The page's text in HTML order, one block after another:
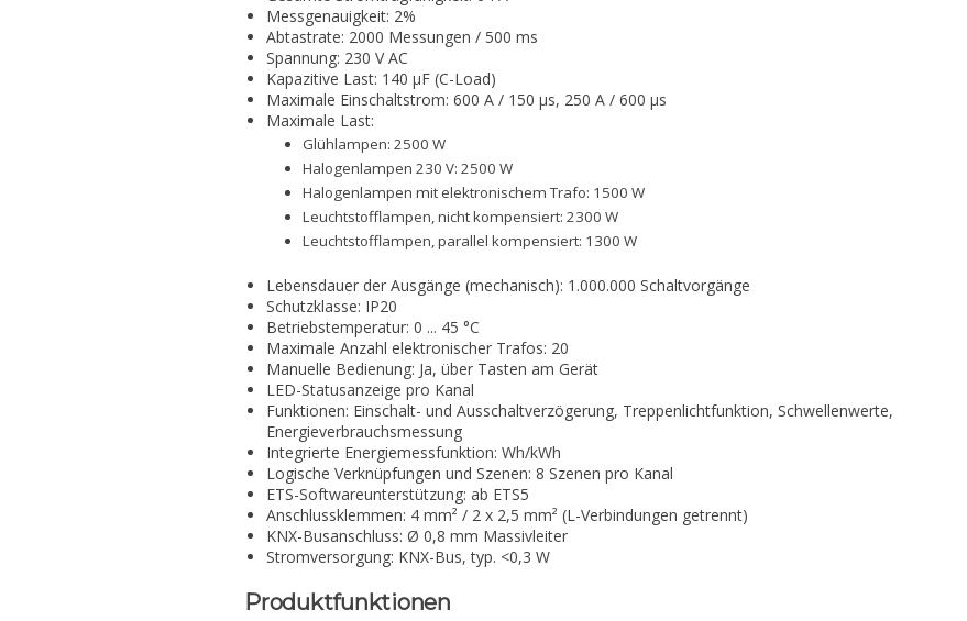
Messgenauigkeit: 2%
Abtastrate: 2000 Messungen / 500 ms
Spannung: 230 V AC
Kapazitive Last: 140 µF (C-Load)
Maximale Einschaltstrom: 600 A / 150 µs, 250 A / 600 µs
Maximale Last:
Glühlampen: 2500 W
Halogenlampen 230 V: 2500 W
Halogenlampen mit elektronischem Trafo: 1500 W
Leuchtstofflampen, nicht kompensiert: 2300 W
Leuchtstofflampen, parallel kompensiert: 1300 W
Lebensdauer der Ausgänge (mechanisch): 1.000.000 Schaltvorgänge
Schutzklasse: IP20
Betriebstemperatur: 0 ... 45 °C
Maximale Anzahl elektronischer Trafos: 20
Manuelle Bedienung: Ja, über Tasten am Gerät
LED-Statusanzeige pro Kanal
Funktionen: Einschalt- und Ausschaltverzögerung, Treppenlichtfunktion, Schwellenwerte,
Energieverbrauchsmessung
Integrierte Energiemessfunktion: Wh/kWh
Logische Verknüpfungen und Szenen: 8 Szenen pro Kanal
ETS-Softwareunterstützung: ab ETS5
Anschlussklemmen: 4 mm² / 2 x 2,5 mm² (L-Verbindungen getrennt)
KNX-Busanschluss: Ø 0,8 mm Massivleiter
Stromversorgung: KNX-Bus, typ. <0,3 W
Produktfunktionen